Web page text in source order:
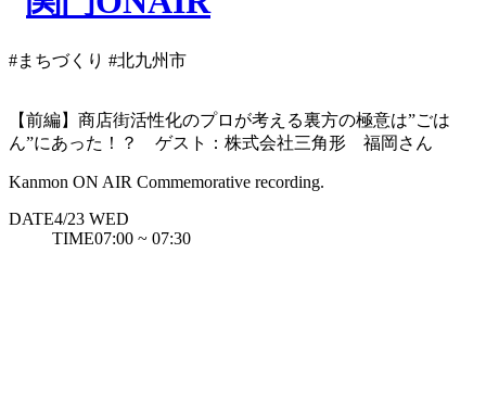
#まちづくり #北九州市
【前編】商店街活性化のプロが考える裏方の極意は”ごは
ん”にあった！？ ゲスト：株式会社三角形 福岡さん
Kanmon ON AIR Commemorative recording.
DATE4/23 WED
TIME07:00 ~ 07:30